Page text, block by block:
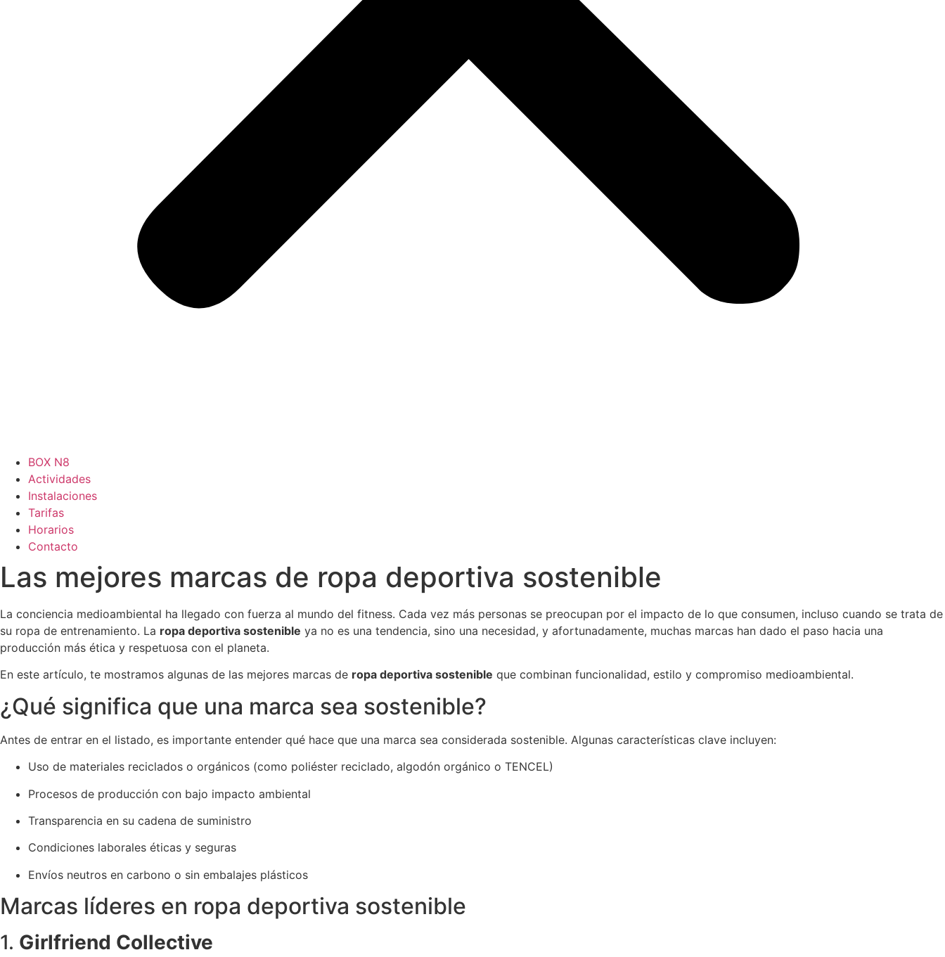
BOX N8
Actividades
Instalaciones
Tarifas
Horarios
Contacto
Las mejores marcas de ropa deportiva sostenible
La conciencia medioambiental ha llegado con fuerza al mundo del fitness. Cada vez más personas se preocupan por el impacto de lo que consumen, incluso cuando se trata de
su ropa de entrenamiento. La ropa deportiva sostenible ya no es una tendencia, sino una necesidad, y afortunadamente, muchas marcas han dado el paso hacia una
producción más ética y respetuosa con el planeta.
En este artículo, te mostramos algunas de las mejores marcas de ropa deportiva sostenible que combinan funcionalidad, estilo y compromiso medioambiental.
¿Qué significa que una marca sea sostenible?
Antes de entrar en el listado, es importante entender qué hace que una marca sea considerada sostenible. Algunas características clave incluyen:
Uso de materiales reciclados o orgánicos (como poliéster reciclado, algodón orgánico o TENCEL)
Procesos de producción con bajo impacto ambiental
Transparencia en su cadena de suministro
Condiciones laborales éticas y seguras
Envíos neutros en carbono o sin embalajes plásticos
Marcas líderes en ropa deportiva sostenible
1. Girlfriend Collective